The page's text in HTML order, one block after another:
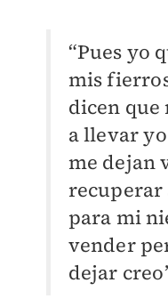
“Pues yo
mis
dicen que
a llevar
me dejan
recuperar
para mi
vender
dejar